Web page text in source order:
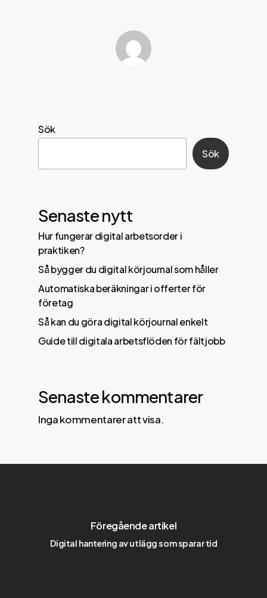
Sök
Sök
Senaste nytt
Hur fungerar digital arbetsorder i
praktiken?
Så bygger du digital körjournal som håller
Automatiska beräkningar i offerter för
företag
Så kan du göra digital körjournal enkelt
Guide till digitala arbetsflöden för fältjobb
Senaste kommentarer
Inga kommentarer att visa.
Föregående artikel
Digital hantering av utlägg som sparar tid